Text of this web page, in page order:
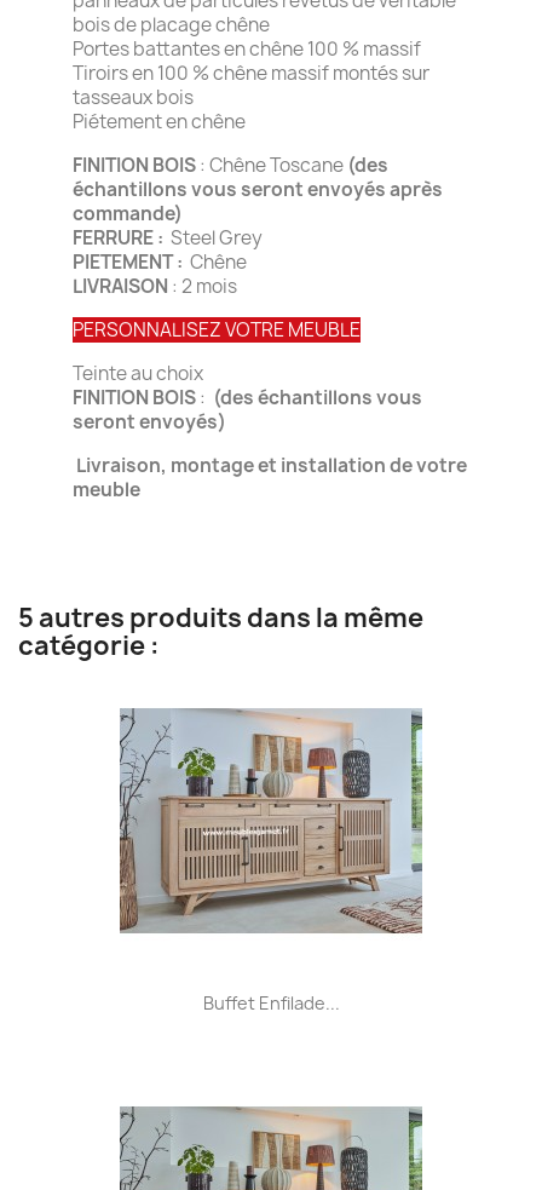
bois de placage chêne
Portes battantes en chêne 100 % massif
Tiroirs en 100 % chêne massif montés sur
tasseaux bois
Piétement en chêne
FINITION BOIS: Chêne Toscane (des
échantillons vous seront envoyés après
commande)
FERRURE : Steel Grey
PIETEMENT : Chêne
LIVRAISON : 2 mois
PERSONNALISEZ VOTRE MEUBLE
Teinte au choix
FINITION BOIS: (des échantillons vous
seront envoyés)
Livraison, montage et installation de votre
meuble
5 autres produits dans la même
catégorie :
Buffet Enfilade...